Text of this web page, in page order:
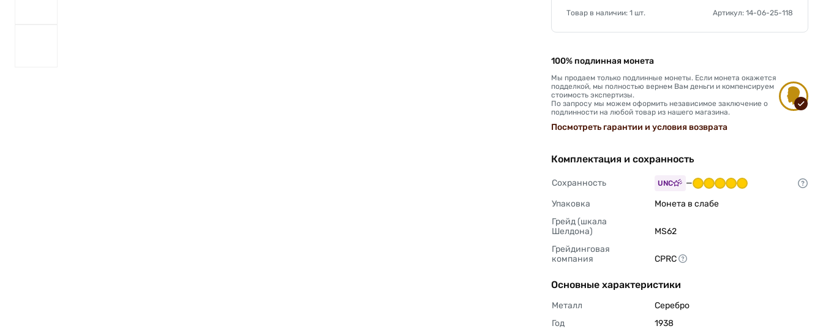
Товар в наличии: 1 шт. Артикул: 14-06-25-118
100% подлинная монета
Мы продаем только подлинные монеты. Если монета окажется
подделкой, мы полностью вернем Вам деньги и компенсируем
стоимость экспертизы.
По запросу мы можем оформить независимое заключение о
подлинности на любой товар из нашего магазина.
Посмотреть гарантии и условия возврата
Комплектация и сохранность
Сохранность UNC
—
Упаковка
Монета в слабе
Грейд (шкала
Шелдона)
MS62
Грейдинговая
компания
CPRC
Основные характеристики
Металл
Серебро
Год
1938